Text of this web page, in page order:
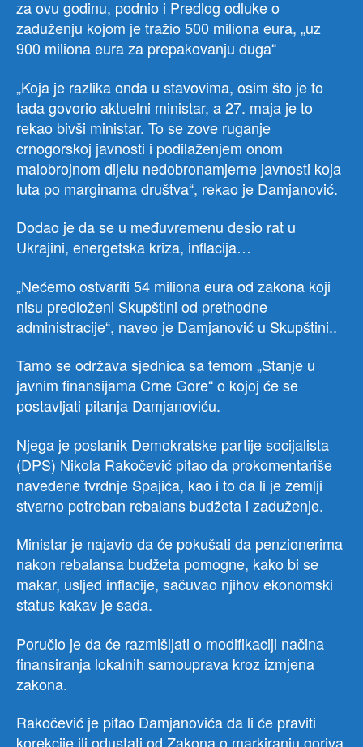
za ovu godinu, podnio i Predlog odluke o
zaduženju kojom je tražio 500 miliona eura, „uz
900 miliona eura za prepakovanju duga“
„Koja je razlika onda u stavovima, osim što je to
tada govorio aktuelni ministar, a 27. maja je to
rekao bivši ministar. To se zove ruganje
crnogorskoj javnosti i podilaženjem onom
malobrojnom dijelu nedobronamjerne javnosti koja
luta po marginama društva“, rekao je Damjanović.
Dodao je da se u međuvremenu desio rat u
Ukrajini, energetska kriza, inflacija…
„Nećemo ostvariti 54 miliona eura od zakona koji
nisu predloženi Skupštini od prethodne
administracije“, naveo je Damjanović u Skupštini..
Tamo se održava sjednica sa temom „Stanje u
javnim finansijama Crne Gore“ o kojoj će se
postavljati pitanja Damjanoviću.
Njega je poslanik Demokratske partije socijalista
(DPS) Nikola Rakočević pitao da prokomentariše
navedene tvrdnje Spajića, kao i to da li je zemlji
stvarno potreban rebalans budžeta i zaduženje.
Ministar je najavio da će pokušati da penzionerima
nakon rebalansa budžeta pomogne, kako bi se
makar, usljed inflacije, sačuvao njihov ekonomski
status kakav je sada.
Poručio je da će razmišljati o modifikaciji načina
finansiranja lokalnih samouprava kroz izmjena
zakona.
Rakočević je pitao Damjanovića da li će praviti
korekcije ili odustati od Zakona o markiranju goriva